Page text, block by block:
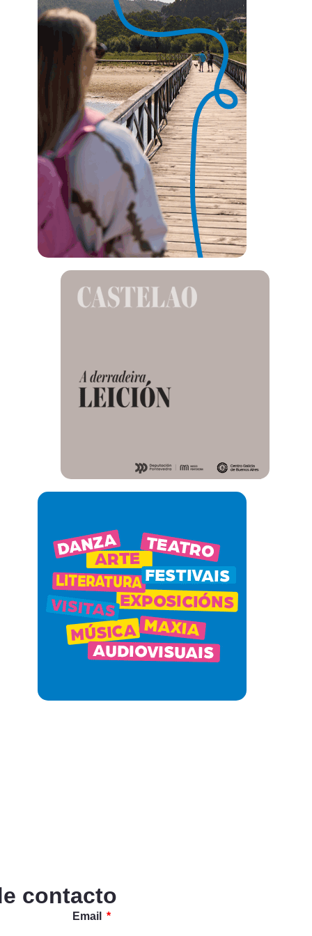
contacto
Email